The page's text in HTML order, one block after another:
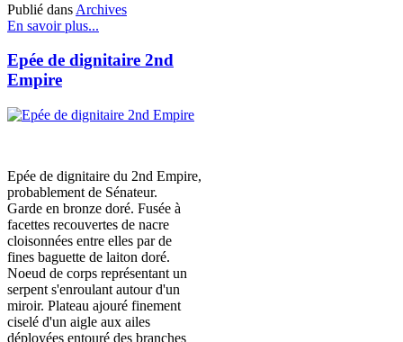
Publié dans Archives
En savoir plus...
Epée de dignitaire 2nd
Empire
Epée de dignitaire du 2nd Empire,
probablement de Sénateur.
Garde en bronze doré. Fusée à
facettes recouvertes de nacre
cloisonnées entre elles par de
fines baguette de laiton doré.
Noeud de corps représentant un
serpent s'enroulant autour d'un
miroir. Plateau ajouré finement
ciselé d'un aigle aux ailes
déployées entouré des branches